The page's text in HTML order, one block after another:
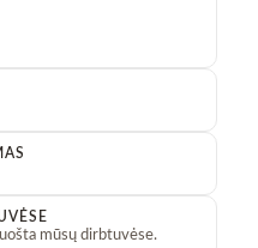
mūsų dirbtuvėse.